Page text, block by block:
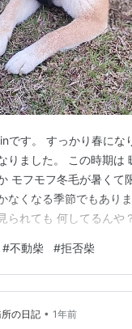
です。 すっかり春にな
りました。 この時期は
モフモフ冬毛が暑くて
なくなる季節でもあり
られても 何してるんや
まとめて載せちゃいます
は歩くんですけどね。
という感じで、休憩し
とすると 拒否られます
#不動柴 #拒否柴
の日記 • 1年前